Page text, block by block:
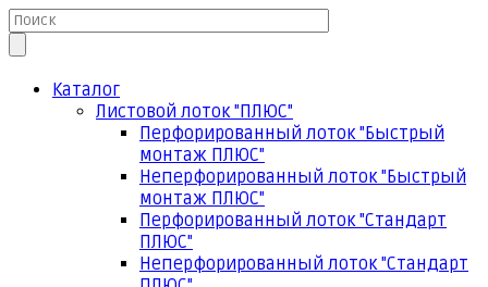
Каталог
Листовой лоток "ПЛЮС"
Перфорированный лоток "Быстрый
монтаж ПЛЮС"
Неперфорированный лоток "Быстрый
монтаж ПЛЮС"
Перфорированный лоток "Стандарт
ПЛЮС"
Неперфорированный лоток "Стандарт